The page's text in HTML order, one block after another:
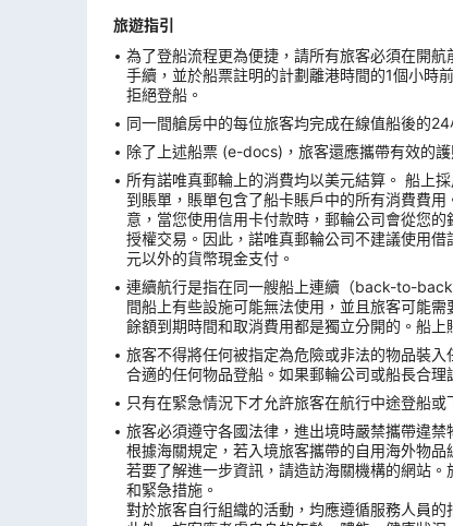
旅遊指引
為了登船流程更為便捷，請所有旅客必須在開
手續，並於船票註明的計劃離港時間的1個小時
拒絕登船。
同一間艙房中的每位旅客均完成在線值船後的
除了上述船票 (e-docs)，旅客還應攜帶有效的
所有諾唯真郵輪上的消費均以美元結算。 船上
到賬單，賬單包含了船卡賬戶中的所有消費費
意，當您使用信用卡付款時，郵輪公司會從您
授權交易。因此，諾唯真郵輪公司不建議使用
元以外的貨幣現金支付。
連續航行是指在同一艘船上連續（back-to-
間船上有些設施可能無法使用，並且旅客可能
餘額到期時間和取消費用都是獨立分開的。船上
旅客不得將任何被指定為危險或非法的物品裝
合適的任何物品登船。如果郵輪公司或船長合
只有在緊急情況下才允許旅客在航行中途登船
旅客必須遵守各國法律，進出境時嚴禁攜帶違禁
根據海關規定，若入境旅客攜帶的自用海外物
若要了解進一步資訊，請造訪海關機構的網站
和緊急措施。
對於旅客自行組織的活動，均應遵循服務人員的